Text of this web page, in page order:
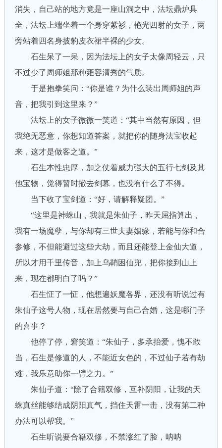
消失，自己站的地方竟是一座山洞之中，法坛鼎炉具
全，法坛上端坐着一个身穿紫衫，艳光四射的女子，两
旁站着四名身披豹皮衣裙半裸的少女。
石生呆了一呆，因为法坛上的女子太像周轻云，只
不过少了周师姐那种雍容清秀的气质。
于是抱拳笑问：“你是谁？为什么装出周师姐的声
音，把我引到这里来？”
法坛上的女子微微一笑道：“其中当然有原因，但
我绝无恶意，你想知道答案，就把你的随身法宝收起
来，这才是做客之道。”
石生本性忠厚，加之仗着威力强大的五行七剑及其
他宝物，觉得暂时撤去剑幕，也没有什么了不得。
当下收了宝剑道：“好，请解释疑团。”
“这里是神蛛山，我就是朱仙子，昨天屈指算出，
我有一场魔孽，与你却有三世夫妻姻缘，若能与你和合
参修，不但能避过这些大劫，而且还能登上金仙大道，
所以才用千里传音，加上乌鞘困仙兜，把你接到山上
来，现在都明白了吗？”
石生怔了一怔，他想遍妖魔各界，还没有听说过有
朱仙子这号人物，现在居然要与自己合婚，这是哪门子
的喜事？
他停了停，窘笑道：“朱仙子，多承抬爱，愧不敢
当，石生是修道的人，不能近女色的，不过仙子若有劫
难，我乐意助你一臂之力。”
朱仙子道：“除了合籍双修，互补阴阳，让我的天
蛛真丝能够结成阴阳真气，挡住天雷一击，没有第二种
办法可以帮我。”
石生听说要合籍双修，不禁涨红了脸，呐呐